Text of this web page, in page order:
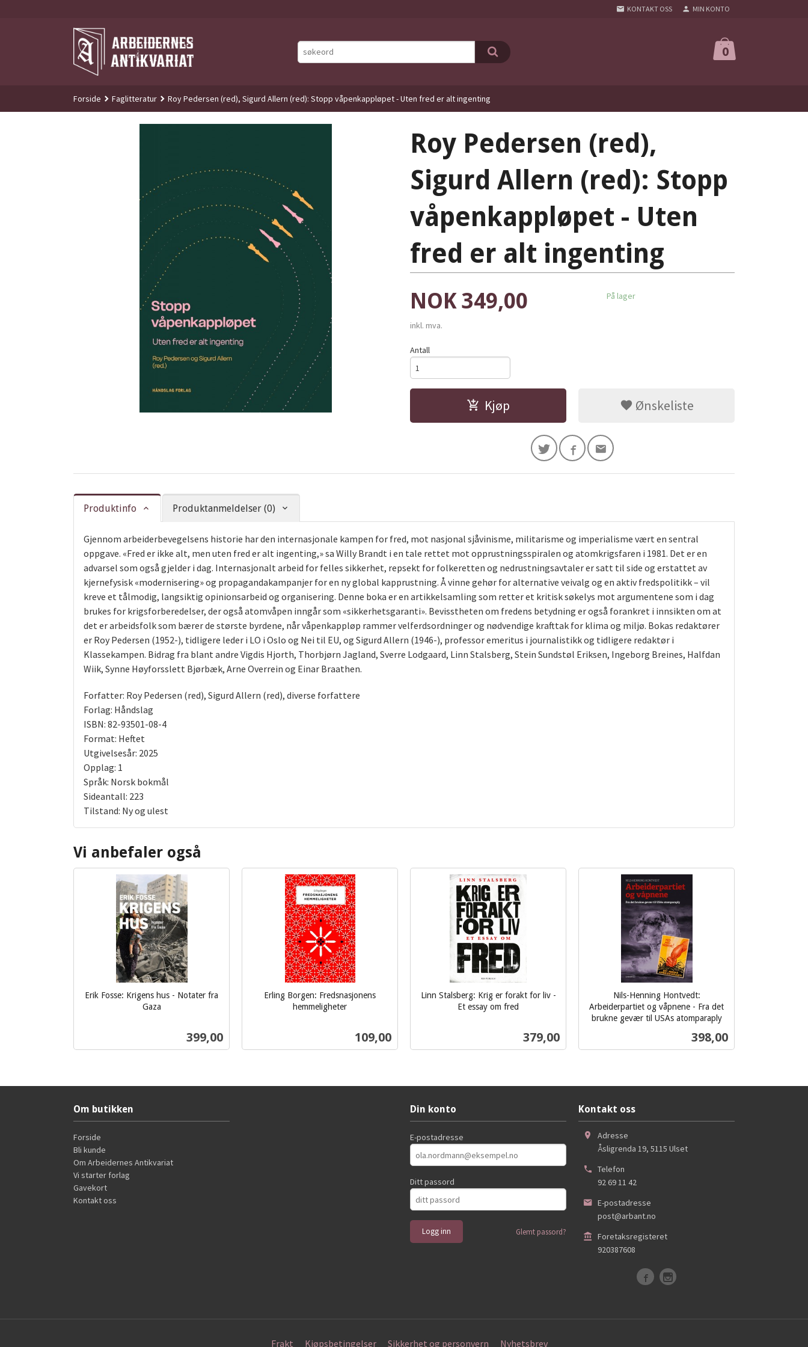
KONTAKT OSS MIN KONTO
0
Forside Faglitteratur Roy Pedersen (red), Sigurd Allern (red): Stopp våpenkappløpet - Uten fred er alt ingenting
Roy Pedersen (red),
Sigurd Allern (red): Stopp
våpenkappløpet - Uten
fred er alt ingenting
Pris
NOK349,00
inkl. mva.
På lager
Antall
Kjøp Ønskeliste
Produktinfo Produktanmeldelser (0)
Gjennom arbeiderbevegelsens historie har den internasjonale kampen for fred, mot nasjonal sjåvinisme, militarisme og imperialisme vært en sentral
oppgave. «Fred er ikke alt, men uten fred er alt ingenting,» sa Willy Brandt i en tale rettet mot opprustningsspiralen og atomkrigsfaren i 1981. Det er en
advarsel som også gjelder i dag. Internasjonalt arbeid for felles sikkerhet, repsekt for folkeretten og nedrustningsavtaler er satt til side og erstattet av
kjernefysisk «modernisering» og propagandakampanjer for en ny global kapprustning. Å vinne gehør for alternative veivalg og en aktiv fredspolitikk – vil
kreve et tålmodig, langsiktig opinionsarbeid og organisering. Denne boka er en artikkelsamling som retter et kritisk søkelys mot argumentene som i dag
brukes for krigsforberedelser, der også atomvåpen inngår som «sikkerhetsgaranti». Bevisstheten om fredens betydning er også forankret i innsikten om at
det er arbeidsfolk som bærer de største byrdene, når våpenkappløp rammer velferdsordninger og nødvendige krafttak for klima og miljø. Bokas redaktører
er Roy Pedersen (1952-), tidligere leder i LO i Oslo og Nei til EU, og Sigurd Allern (1946-), professor emeritus i journalistikk og tidligere redaktør i
Klassekampen. Bidrag fra blant andre Vigdis Hjorth, Thorbjørn Jagland, Sverre Lodgaard, Linn Stalsberg, Stein Sundstøl Eriksen, Ingeborg Breines, Halfdan
Wiik, Synne Høyforsslett Bjørbæk, Arne Overrein og Einar Braathen.
Forfatter: Roy Pedersen (red), Sigurd Allern (red), diverse forfattere
Forlag: Håndslag
ISBN: 82-93501-08-4
Format: Heftet
Utgivelsesår: 2025
Opplag: 1
Språk: Norsk bokmål
Sideantall: 223
Tilstand: Ny og ulest
Vi anbefaler også
Erik Fosse: Krigens hus - Notater fra
Gaza
Pris
399,00
Erling Borgen: Fredsnasjonens
hemmeligheter
Pris
109,00
Linn Stalsberg: Krig er forakt for liv -
Et essay om fred
Pris
379,00
Nils-Henning Hontvedt:
Arbeiderpartiet og våpnene - Fra det
brukne gevær til USAs atomparaply
Pris
398,00
Om butikken
Forside
Bli kunde
Om Arbeidernes Antikvariat
Vi starter forlag
Gavekort
Kontakt oss
Din konto
E-postadresse
Ditt passord
Glemt passord?
Kontakt oss
Adresse
Åsligrenda 19, 5115 Ulset
Telefon
92 69 11 42
E-postadresse
post@arbant.no
Foretaksregisteret
920387608
Frakt Kjøpsbetingelser Sikkerhet og personvern Nyhetsbrev